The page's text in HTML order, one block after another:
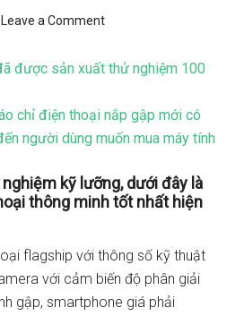
Leave a Comment
được sản xuất thử nghiệm 100
chỉ điện thoại nắp gập mới có
người dùng muốn mua máy tính
kỹ lưỡng, dưới đây là
thông minh tốt nhất hiện
flagship với thông số kỹ thuật
với cảm biến độ phân giải
gập, smartphone giá phải